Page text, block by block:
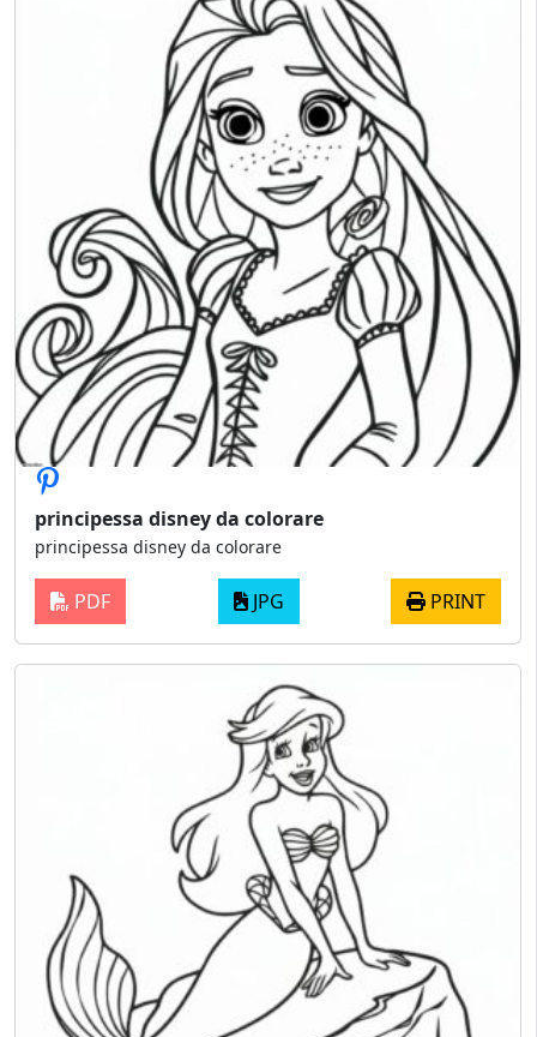
principessa disney da colorare
principessa disney da colorare
PDF JPG PRINT